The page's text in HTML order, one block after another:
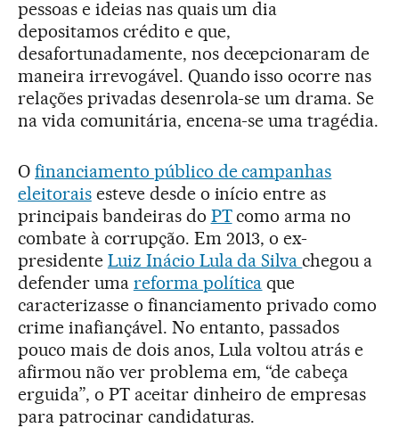
pessoas e ideias nas quais um dia
depositamos crédito e que,
desafortunadamente, nos decepcionaram de
maneira irrevogável. Quando isso ocorre nas
relações privadas desenrola-se um drama. Se
na vida comunitária, encena-se uma tragédia.
O financiamento público de campanhas
eleitoraisesteve desde o início entre as
principais bandeiras do PTcomo arma no
combate à corrupção. Em 2013, o ex-
presidente Luiz Inácio Lula da Silvachegou a
defender uma reforma política que
caracterizasse o financiamento privado como
crime inafiançável. No entanto, passados
pouco mais de dois anos, Lula voltou atrás e
afirmou não ver problema em, “de cabeça
erguida”, o PT aceitar dinheiro de empresas
para patrocinar candidaturas.